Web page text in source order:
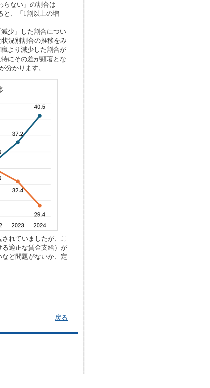
らない」の割合は
と、「1割以上の増
少」した割合につい
況別割合の推移をみ
より減少した割合が
にその差が顕著とな
分かります。
れていましたが、こ
適正な賃金支給）が
ど問題がないか、定
戻る